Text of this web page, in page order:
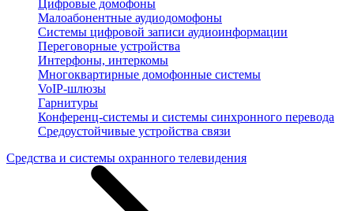
Цифровые домофоны
Малоабонентные аудиодомофоны
Системы цифровой записи аудиоинформации
Переговорные устройства
Интерфоны, интеркомы
Многоквартирные домофонные системы
VoIP-шлюзы
Гарнитуры
Конференц-системы и системы синхронного перевода
Средоустойчивые устройства связи
Средства и системы охранного телевидения